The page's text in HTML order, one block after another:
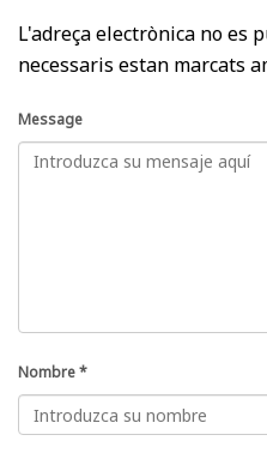
L'adreça electrònica no es
necessaris estan marcats
Message
Nombre*